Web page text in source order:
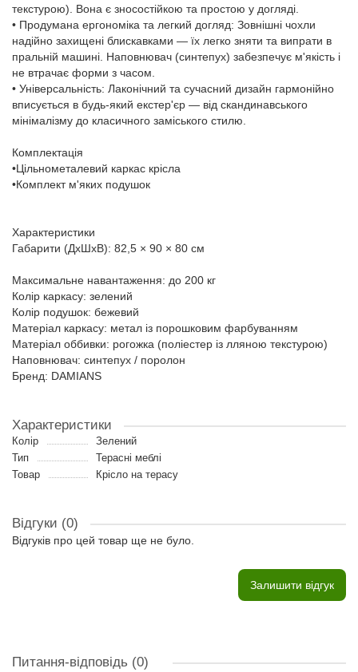
текстурою). Вона є зносостійкою та простою у догляді.
• Продумана ергономіка та легкий догляд: Зовнішні чохли
надійно захищені блискавками — їх легко зняти та випрати в
пральній машині. Наповнювач (синтепух) забезпечує м'якість і
не втрачає форми з часом.
• Універсальність: Лаконічний та сучасний дизайн гармонійно
вписується в будь-який екстер'єр — від скандинавського
мінімалізму до класичного заміського стилю.
Комплектація
•Цільнометалевий каркас крісла
•Комплект м'яких подушок
Характеристики
Габарити (ДхШхВ): 82,5 × 90 × 80 см
Максимальне навантаження: до 200 кг
Колір каркасу: зелений
Колір подушок: бежевий
Матеріал каркасу: метал із порошковим фарбуванням
Матеріал оббивки: рогожка (поліестер із лляною текстурою)
Наповнювач: синтепух / поролон
Бренд: DAMIANS
Характеристики
Колір
Зелений
Тип
Терасні меблі
Товар
Крісло на терасу
Відгуки (0)
Відгуків про цей товар ще не було.
Залишити відгук
Питання-відповідь (0)